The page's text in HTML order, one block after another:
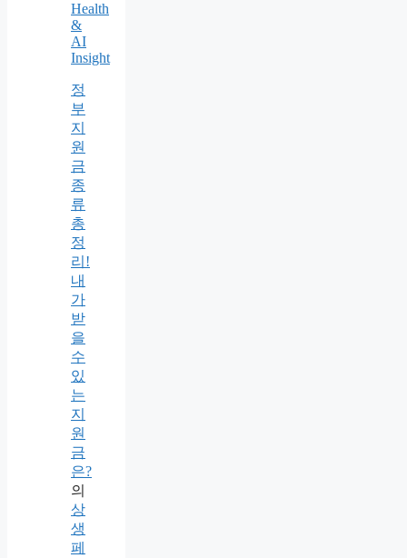
Health
&
AI
Insight
정
부
지
원
금
종
류
총
정
리!
내
가
받
을
수
있
는
지
원
금
은?
의
상
생
페